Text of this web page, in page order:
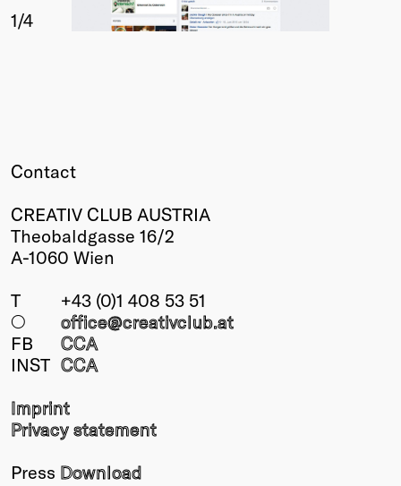
1/4
Contact
CREATIV CLUB AUSTRIA
Theobaldgasse 16/2
A-1060 Wien
T
+43 (0)1 408 53 51
○
office@creativclub.at
FB
CCA
INST CCA
Imprint
Privacy statement
Press Download